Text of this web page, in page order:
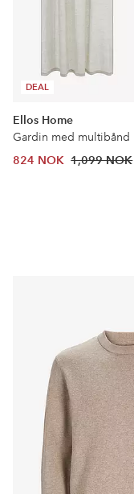
DEAL
Ellos Home
824 NOK 1,099 NOK